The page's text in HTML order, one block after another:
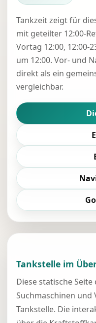
Tankzeit zeigt für
mit geteilter 12:00-
Vortag 12:00, 12:00-
um 12:00. Vor- und
direkt als ein
vergleichbar.
Tankstelle im
Diese statische
Suchmaschinen und
Tankstelle. Die